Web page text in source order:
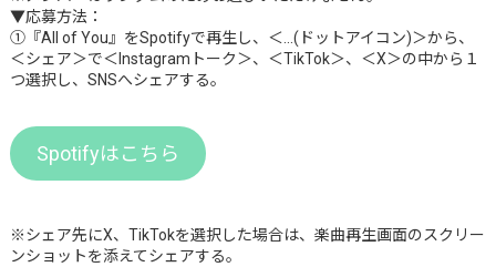
▼応募方法：
①『All of You』をSpotifyで再生し、＜…(ドットアイコン)＞から、
＜シェア＞で＜Instagramトーク＞、＜TikTok＞、＜X＞の中から１
つ選択し、SNSへシェアする。
Spotifyはこちら
※シェア先にX、TikTokを選択した場合は、楽曲再生画面のスクリー
ンショットを添えてシェアする。